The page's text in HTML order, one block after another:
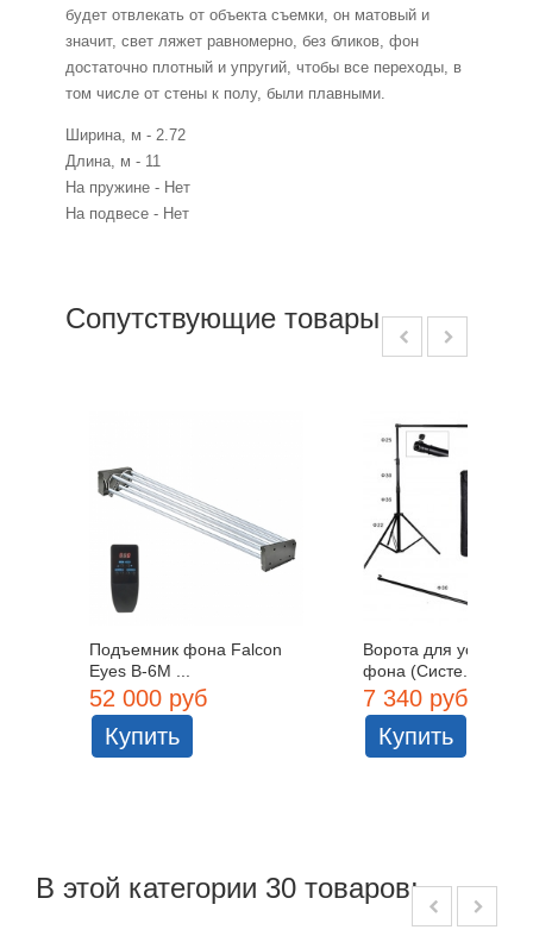
будет отвлекать от объекта съемки, он матовый и
значит, свет ляжет равномерно, без бликов, фон
достаточно плотный и упругий, чтобы все переходы, в
том числе от стены к полу, были плавными.
Ширина, м - 2.72
Длина, м - 11
На пружине - Нет
На подвесе - Нет
Сопутствующие товары
Подъемник фона Falcon
Eyes B-6M ...
52 000 руб
Купить
Ворота для установки
фона (Систе...
7 340 руб
Купить
В этой категории 30 товаров: